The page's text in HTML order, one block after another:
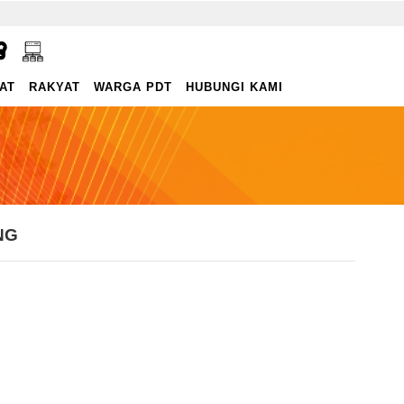
RAKYAT WARGA PDT HUBUNGI KAMI